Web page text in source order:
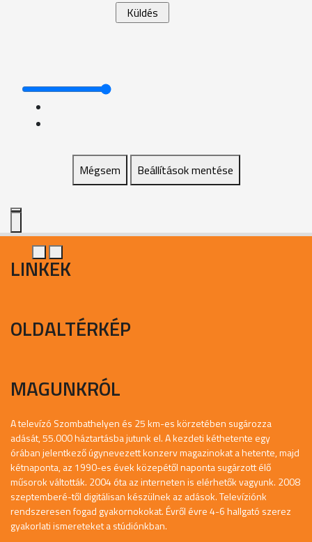
Mégsem Beállítások mentése
LINKEK
OLDALTÉRKÉP
MAGUNKRÓL
A televízó Szombathelyen és 25 km-es körzetében sugározza
adását, 55.000 háztartásba jutunk el. A kezdeti kéthetente egy
órában jelentkező úgynevezett konzerv magazinokat a hetente, majd
kétnaponta, az 1990-es évek közepétől naponta sugárzott élő
műsorok váltották. 2004 óta az interneten is elérhetők vagyunk. 2008
szeptemberé-től digitálisan készülnek az adások. Televíziónk
rendszeresen fogad gyakornokokat. Évről évre 4-6 hallgató szerez
gyakorlati ismereteket a stúdiónkban.